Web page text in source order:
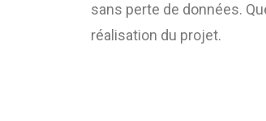
sans perte de données.
réalisation du projet.